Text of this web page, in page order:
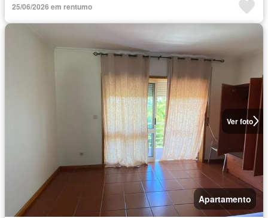
25/06/2026 em rentumo
Ver foto
Apartamento